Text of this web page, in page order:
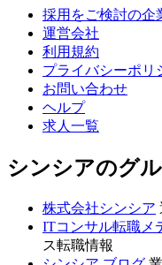
採用をご検討の企
運営会社
利用規約
プライバシーポリ
お問い合わせ
ヘルプ
求人一覧
シンシアのグ
株式会社シンシア
ITコンサル転職メ
ス転職情報